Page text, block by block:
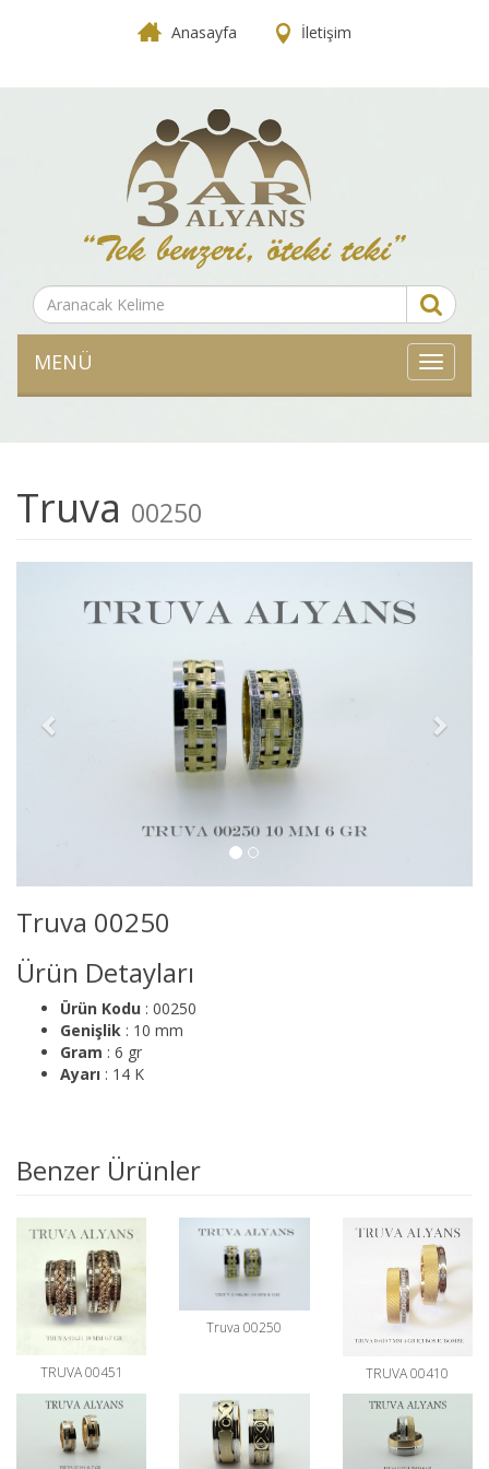
Anasayfa İletişim
MENÜ
MENÜ
Truva 00250
Truva 00250
Ürün Detayları
Ürün Kodu : 00250
Genişlik : 10 mm
Gram : 6 gr
Ayarı : 14 K
Benzer Ürünler
TRUVA 00451
Truva 00250
TRUVA 00410